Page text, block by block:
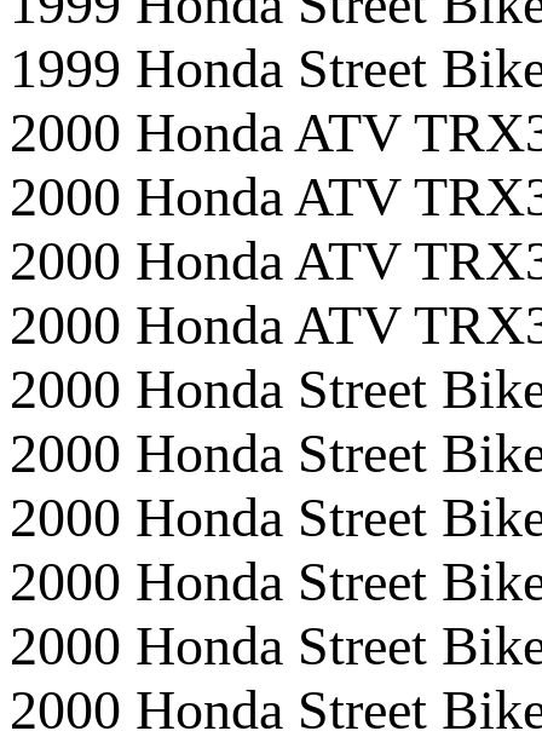
1999 Honda Street
2000 Honda ATV
2000 Honda ATV
2000 Honda ATV
2000 Honda ATV
2000 Honda Street
2000 Honda Street
2000 Honda Street
2000 Honda Street
2000 Honda Street
2000 Honda Street